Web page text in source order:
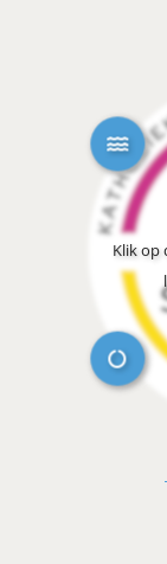
Klik op